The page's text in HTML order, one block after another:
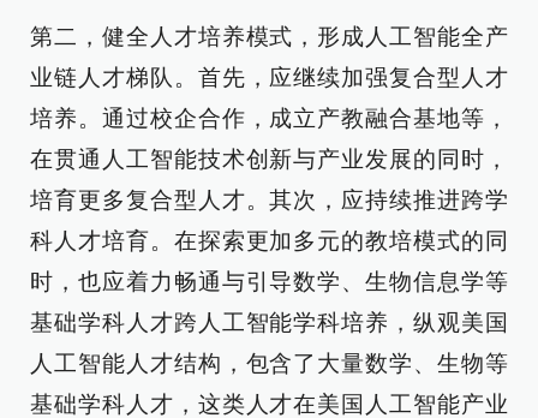
第二，健全人才培养模式，形成人工智能全产
业链人才梯队。首先，应继续加强复合型人才
培养。通过校企合作，成立产教融合基地等，
在贯通人工智能技术创新与产业发展的同时，
培育更多复合型人才。其次，应持续推进跨学
科人才培育。在探索更加多元的教培模式的同
时，也应着力畅通与引导数学、生物信息学等
基础学科人才跨人工智能学科培养，纵观美国
人工智能人才结构，包含了大量数学、生物等
基础学科人才，这类人才在美国人工智能产业